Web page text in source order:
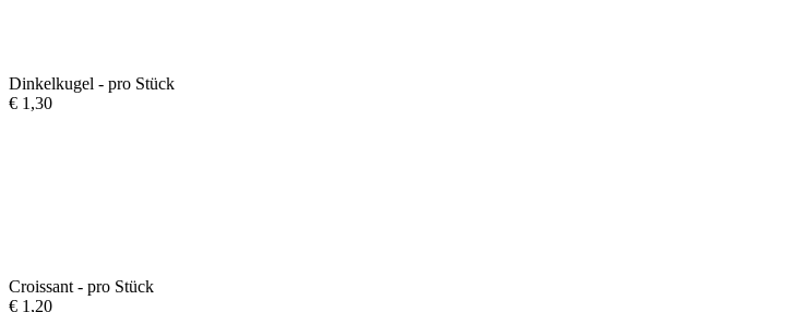
Dinkelkugel - pro Stück
€ 1,30
Croissant - pro Stück
€ 1,20